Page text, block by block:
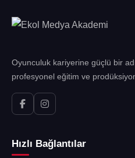
Oyunculuk kariyerine güçlü bir
profesyonel eğitim ve
Hızlı Bağlantılar